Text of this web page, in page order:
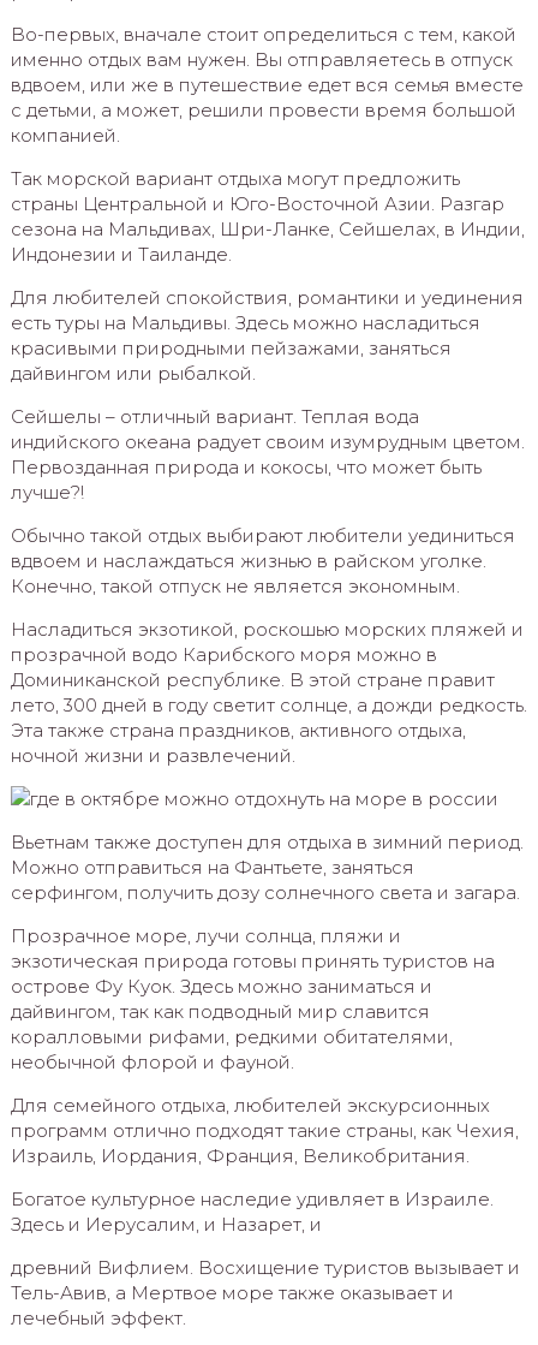
Во-первых, вначале стоит определиться с тем, какой
именно отдых вам нужен. Вы отправляетесь в отпуск
вдвоем, или же в путешествие едет вся семья вместе
с детьми, а может, решили провести время большой
компанией.
Так морской вариант отдыха могут предложить
страны Центральной и Юго-Восточной Азии. Разгар
сезона на Мальдивах, Шри-Ланке, Сейшелах, в Индии,
Индонезии и Таиланде.
Для любителей спокойствия, романтики и уединения
есть туры на Мальдивы. Здесь можно насладиться
красивыми природными пейзажами, заняться
дайвингом или рыбалкой.
Сейшелы – отличный вариант. Теплая вода
индийского океана радует своим изумрудным цветом.
Первозданная природа и кокосы, что может быть
лучше?!
Обычно такой отдых выбирают любители уединиться
вдвоем и наслаждаться жизнью в райском уголке.
Конечно, такой отпуск не является экономным.
Насладиться экзотикой, роскошью морских пляжей и
прозрачной водо Карибского моря можно в
Доминиканской республике. В этой стране правит
лето, 300 дней в году светит солнце, а дожди редкость.
Эта также страна праздников, активного отдыха,
ночной жизни и развлечений.
Вьетнам также доступен для отдыха в зимний период.
Можно отправиться на Фантьете, заняться
серфингом, получить дозу солнечного света и загара.
Прозрачное море, лучи солнца, пляжи и
экзотическая природа готовы принять туристов на
острове Фу Куок. Здесь можно заниматься и
дайвингом, так как подводный мир славится
коралловыми рифами, редкими обитателями,
необычной флорой и фауной.
Для семейного отдыха, любителей экскурсионных
программ отлично подходят такие страны, как Чехия,
Израиль, Иордания, Франция, Великобритания.
Богатое культурное наследие удивляет в Израиле.
Здесь и Иерусалим, и Назарет, и
древний Вифлием. Восхищение туристов вызывает и
Тель-Авив, а Мертвое море также оказывает и
лечебный эффект.